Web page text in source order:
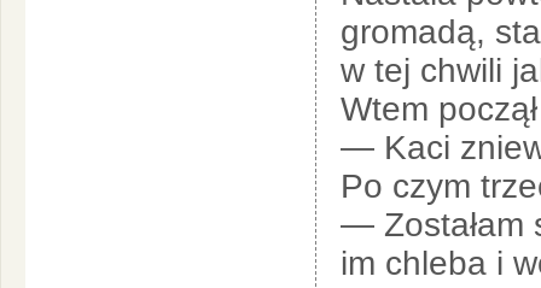
gromadą,
w tej chwili
Wtem
— Kaci
Po czym
— Zostałam
im chleba i